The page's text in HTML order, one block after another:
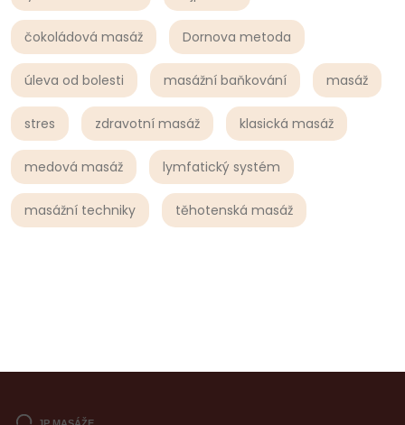
čokoládová masáž Dornova metoda
úleva od bolesti masážní baňkování masáž
stres zdravotní masáž klasická masáž
medová masáž lymfatický systém
masážní techniky těhotenská masáž